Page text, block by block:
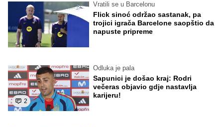
Vratili se u Barcelonu
Flick sinoć održao sastanak, pa
trojici igrača Barcelone saopštio da
napuste pripreme
2
Odluka je pala
Sapunici je došao kraj: Rodri
večeras objavio gdje nastavlja
karijeru!